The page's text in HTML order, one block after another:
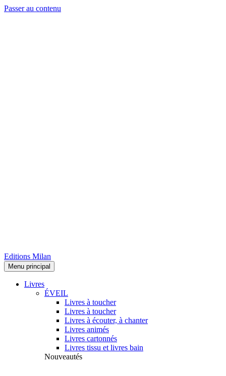
Passer au contenu
Editions Milan
Menu principal
Livres
ÉVEIL
Livres à toucher
Livres à toucher
Livres à écouter, à chanter
Livres animés
Livres cartonnés
Livres tissu et livres bain
Nouveautés